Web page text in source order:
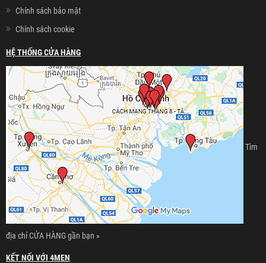
Chính sách bảo mật
Chính sách cookie
HỆ THỐNG CỬA HÀNG
Tìm
địa chỉ CỬA HÀNG gần bạn »
KẾT NỐI VỚI 4MEN